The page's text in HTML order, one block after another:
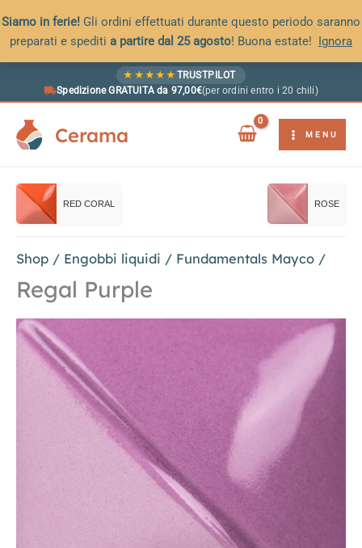
Siamo in ferie! Gli ordini effettuati durante questo periodo saranno
preparati e spediti a partire dal 25 agosto! Buona estate! Ignora
★ ★ ★ ★ ★ TRUSTPILOT
Spedizione GRATUITA da 97,00€(per ordini entro i 20 chili)
Cerama MENU
RED CORAL ROSE
Shop / Engobbi liquidi / Fundamentals Mayco /
Regal Purple